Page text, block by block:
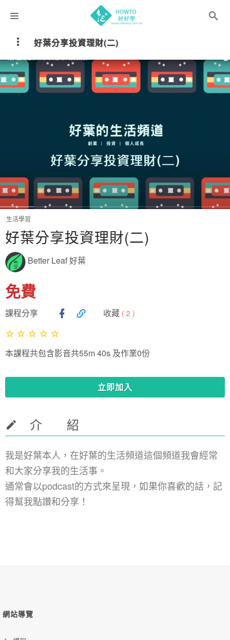
課程分類
師資團隊
聯絡我們
折扣碼
生活學習
好葉分享投資理財(二)
Better Leaf 好葉
免費
課程分享 收藏 ( 2 )
本課程共包含影音共55m 40s 及作業0份
立即加入
好葉分享投資理財(二)
介 紹
我是好葉本人，在好葉的生活頻道這個頻道我會經常
和大家分享我的生活事。
通常會以podcast的方式來呈現，如果你喜歡的話，記
得幫我點讚和分享！
網站導覽